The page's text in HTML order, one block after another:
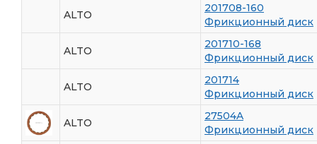
ALTO
201708-160
Фрикционный диск
ALTO
201710-168
Фрикционный диск
ALTO
201714
Фрикционный диск
ALTO
27504A
Фрикционный диск